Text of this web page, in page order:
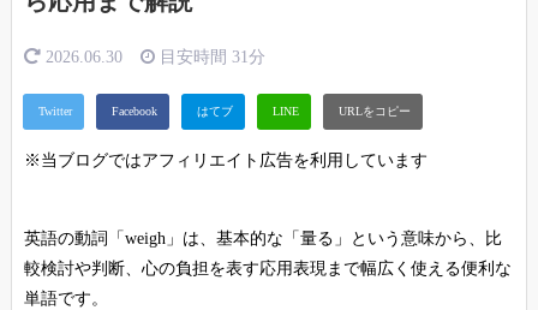
2026.06.30 目安時間 31分
※当ブログではアフィリエイト広告を利用しています
英語の動詞「weigh」は、基本的な「量る」という意味から、比
較検討や判断、心の負担を表す応用表現まで幅広く使える便利な
単語です。